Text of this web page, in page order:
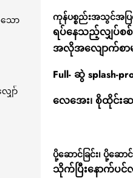
ော
ော်
ကုန်ပစ္စည်းအသွင်အပ
ရပ်နေသည့်လျှပ်စ
အလိုအလျောက်စာမ
Full- ဆွဲ splash-
လေအေး၊ စိုထိုင်း
ပို့ဆောင်ခြင်း၊ ပို့ဆော
သိုက်ပြီးနောက်ပင်